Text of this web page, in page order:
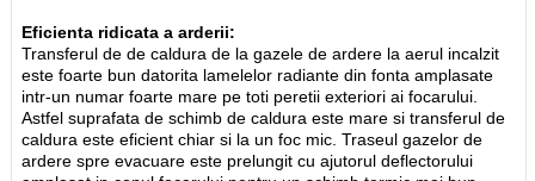
Eficienta ridicata a arderii:
Transferul de de caldura de la gazele de ardere la aerul incalzit
este foarte bun datorita lamelelor radiante din fonta amplasate
intr-un numar foarte mare pe toti peretii exteriori ai focarului.
Astfel suprafata de schimb de caldura este mare si transferul de
caldura este eficient chiar si la un foc mic. Traseul gazelor de
ardere spre evacuare este prelungit cu ajutorul deflectorului